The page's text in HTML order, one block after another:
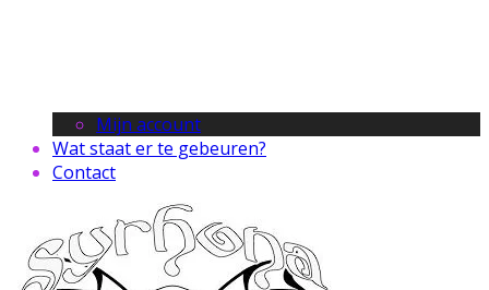
Mijn account
Wat staat er te gebeuren?
Contact